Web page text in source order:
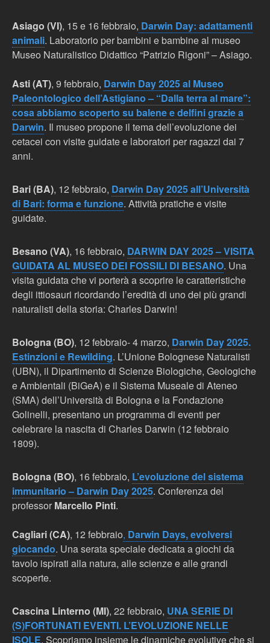
Asiago (VI), 15 e 16 febbraio, Darwin Day: adattamenti
animali. Laboratorio per bambini e bambine al museo
Museo Naturalistico Didattico “Patrizio Rigoni” – Asiago.
Asti (AT), 9 febbraio, Darwin Day 2025 al Museo
Paleontologico dell’Astigiano – “Dalla terra al mare”:
cosa abbiamo scoperto su balene e delfini grazie a
Darwin. Il museo propone il tema dell’evoluzione dei
cetacei con visite guidate e laboratori per ragazzi dai 7
anni.
Bari (BA), 12 febbraio, Darwin Day 2025 all’Università
di Bari: forma e funzione. Attività pratiche e visite
guidate.
Besano (VA), 16 febbraio, DARWIN DAY 2025 – VISITA
GUIDATA AL MUSEO DEI FOSSILI DI BESANO. Una
visita guidata che vi porterà a scoprire le caratteristiche
degli ittiosauri ricordando l’eredità di uno dei più grandi
naturalisti della storia: Charles Darwin!
Bologna (BO), 12 febbraio- 4 marzo, Darwin Day 2025.
Estinzioni e Rewilding. L’Unione Bolognese Naturalisti
(UBN), il Dipartimento di Scienze Biologiche, Geologiche
e Ambientali (BiGeA) e il Sistema Museale di Ateneo
(SMA) dell’Università di Bologna e la Fondazione
Golinelli, presentano un programma di eventi per
celebrare la nascita di Charles Darwin (12 febbraio
1809).
Bologna (BO), 16 febbraio, L’evoluzione del sistema
immunitario – Darwin Day 2025. Conferenza del
professor Marcello Pinti.
Cagliari (CA), 12 febbraio, Darwin Days, evolversi
giocando. Una serata speciale dedicata a giochi da
tavolo ispirati alla natura, alle scienze e alle grandi
scoperte.
Cascina Linterno (MI), 22 febbraio, UNA SERIE DI
(S)FORTUNATI EVENTI. L’EVOLUZIONE NELLE
ISOLE. Scopriamo insieme le dinamiche evolutive che si